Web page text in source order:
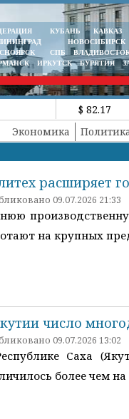
КУБАНЬ КАВКАЗ
НОВОСИБИРСК
СПБ
ИРКУТСК БУРЯТИЯ
$ 82.17
Экономика
расширяет
09.07.2026 21:33
на крупных
число
09.07.2026 13:02
Саха
более чем на